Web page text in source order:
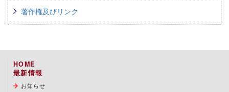
著作権及びリンク
HOME
最新情報
お知らせ